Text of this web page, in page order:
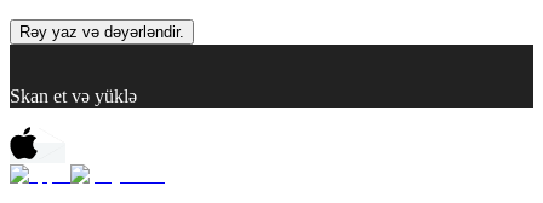
Rəy yaz və dəyərləndir.
Skan et və yüklə